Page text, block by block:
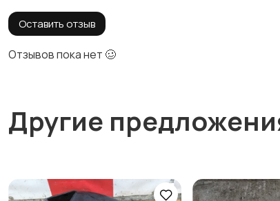
Оставить отзыв
Отзывов пока нет 🥴
Другие